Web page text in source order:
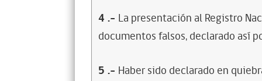
4 .- La presentación al Registro
documentos falsos, declarado así
5 .- Haber sido declarado en